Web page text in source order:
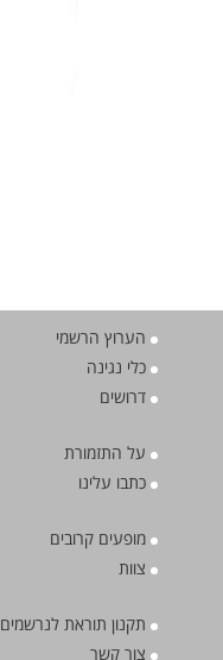
הערוץ הרשמי
כלי נגינה
דרושים
על התזמורת
כתבו עלינו
מופעים קרובים
צוות
תקנון תוראת לנרשמים
צור קשר